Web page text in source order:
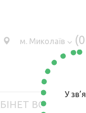
м. Миколаїв
ВОДІЯ
У